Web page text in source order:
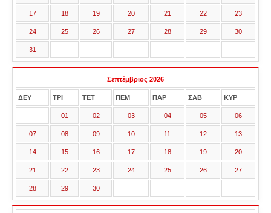
17 18 19 20 21 22 23
24 25 26 27 28 29 30
31
Σεπτέμβριος 2026
ΔΕΥ ΤΡΙ ΤΕΤ ΠΕΜ ΠΑΡ ΣΑΒ ΚΥΡ
01 02 03 04 05 06
07 08 09 10 11 12 13
14 15 16 17 18 19 20
21 22 23 24 25 26 27
28 29 30